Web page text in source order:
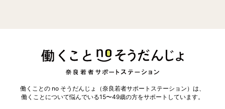
働くことの no そうだんじょ（奈良若者サポートステーション）は、
働くことについて悩んでいる15〜49歳の方をサポートしています。